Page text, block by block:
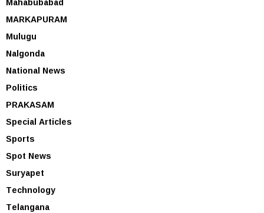
MARKAPURAM
Mulugu
Nalgonda
National News
Politics
PRAKASAM
Special Articles
Sports
Spot News
Suryapet
Technology
Telangana